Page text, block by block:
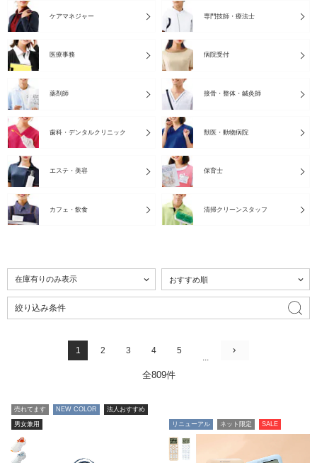
ケアマネジャー 専門技師・療法士
医療事務 病院受付
薬剤師 接骨・整体・鍼灸師
歯科・デンタルクリニック 獣医・動物病院
エステ・美容 保育士
カフェ・飲食 清掃クリーンスタッフ
絞り込み条件
1 2 3 4 5
全809件
売れてます NEW COLOR 法人おすすめ
男女兼用 リニューアル ネット限定 SALE